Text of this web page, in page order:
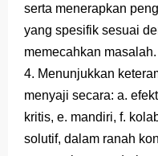
serta menerapkan
yang spesifik sesuai
memecahkan masalah.
4. Menunjukkan
menyaji secara: a.
kritis, e. mandiri, f.
solutif, dalam ranah